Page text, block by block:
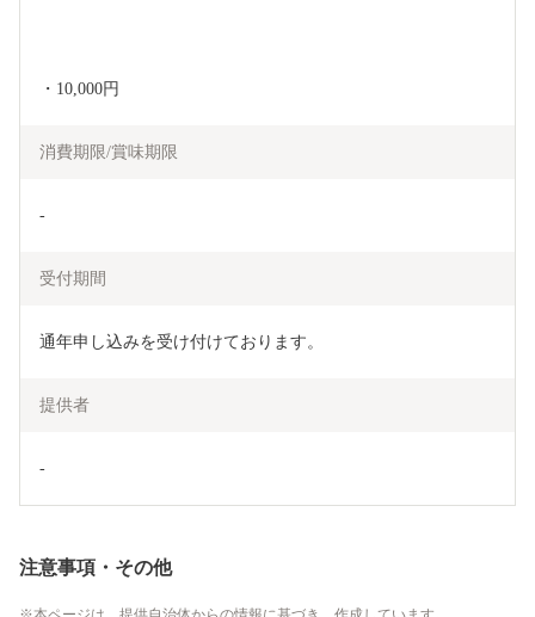
・10,000円
消費期限/賞味期限
‐
受付期間
通年申し込みを受け付けております。
提供者
‐
注意事項・その他